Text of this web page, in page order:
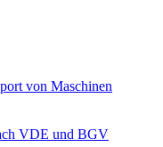
von Maschinen
VDE und BGV